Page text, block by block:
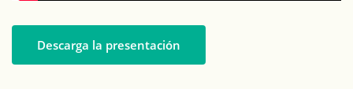
Descarga la presentación